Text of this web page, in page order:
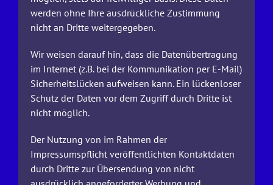
werden ohne Ihre ausdrückliche Zustimmung
nicht an Dritte weitergegeben.
Wir weisen darauf hin, dass die Datenübertragung
im Internet (z.B. bei der Kommunikation per E-Mail)
Sicherheitslücken aufweisen kann. Ein lückenloser
Schutz der Daten vor dem Zugriff durch Dritte ist
nicht möglich.
Der Nutzung von im Rahmen der
Impressumspflicht veröffentlichten Kontaktdaten
durch Dritte zur Übersendung von nicht